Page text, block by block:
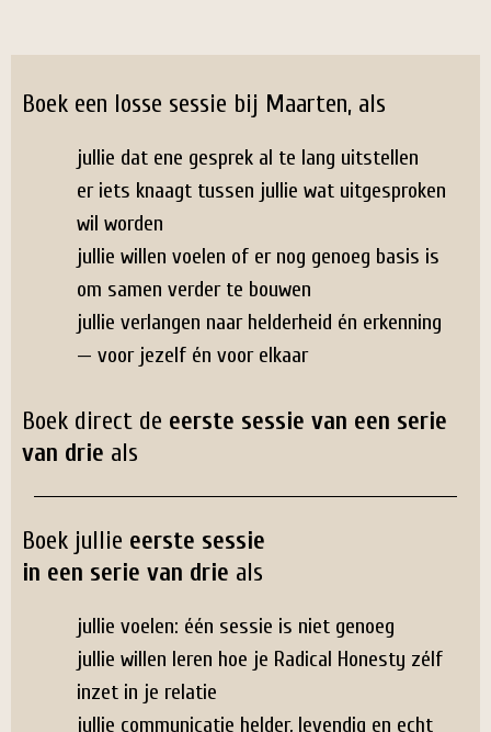
Boek een losse sessie bij Maarten, als
jullie dat ene gesprek al te lang uitstellen
er iets knaagt tussen jullie wat uitgesproken
wil worden
jullie willen voelen of er nog genoeg basis is
om samen verder te bouwen
jullie verlangen naar helderheid én erkenning
— voor jezelf én voor elkaar
Boek direct de eerste sessie van een serie
van drie als
Boek jullie eerste sessie
in een serie van drie als
jullie voelen: één sessie is niet genoeg
jullie willen leren hoe je Radical Honesty zélf
inzet in je relatie
jullie communicatie helder, levendig en echt